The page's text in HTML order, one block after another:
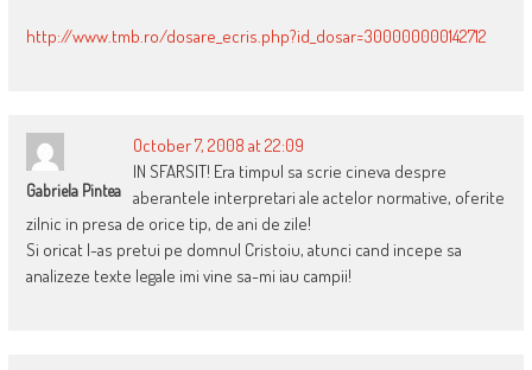
http://www.tmb.ro/dosare_ecris.php?id_dosar=300000000142712
Gabriela Pintea
October 7, 2008 at 22:09
IN SFARSIT! Era timpul sa scrie cineva despre
aberantele interpretari ale actelor normative, oferite
zilnic in presa de orice tip, de ani de zile!
Si oricat l-as pretui pe domnul Cristoiu, atunci cand incepe sa
analizeze texte legale imi vine sa-mi iau campii!